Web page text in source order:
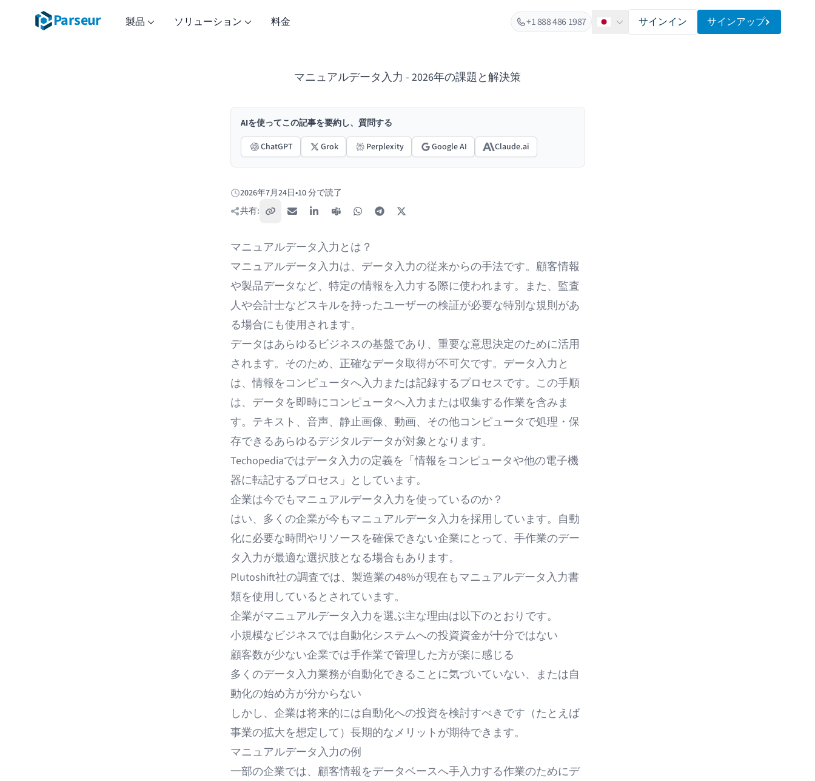
Parseur 製品 ソリューション 料金 +1 888 486 1987 日本語 サインイン サインアップ
マニュアルデータ入力 - 2026年の課題と解決策
AIを使ってこの記事を要約し、質問する
ChatGPT
Grok Perplexity Google AI Claude.ai
公開日:
2026年7月24日•10 分で読了
共有:
リンクをコピー
メール LinkedInTeams WhatsAppTelegram
マニュアルデータ入力とは？
マニュアルデータ入力は、データ入力の従来からの手法です。顧客情報
や製品データなど、特定の情報を入力する際に使われます。また、監査
人や会計士などスキルを持ったユーザーの検証が必要な特別な規則があ
る場合にも使用されます。
データはあらゆるビジネスの基盤であり、重要な意思決定のために活用
されます。そのため、正確なデータ取得が不可欠です。データ入力と
は、情報をコンピュータへ入力または記録するプロセスです。この手順
は、データを即時にコンピュータへ入力または収集する作業を含みま
す。テキスト、音声、静止画像、動画、その他コンピュータで処理・保
存できるあらゆるデジタルデータが対象となります。
Techopediaではデータ入力の定義を「情報をコンピュータや他の電子機
器に転記するプロセス」としています。
企業は今でもマニュアルデータ入力を使っているのか？
はい、多くの企業が今もマニュアルデータ入力を採用しています。自動
化に必要な時間やリソースを確保できない企業にとって、手作業のデー
タ入力が最適な選択肢となる場合もあります。
Plutoshift社の調査では、 製造業の48%が現在もマニュアルデータ入力書
類を使用している とされています。
企業がマニュアルデータ入力を選ぶ主な理由は以下のとおりです。
小規模なビジネスでは自動化システムへの投資資金が十分ではない
顧客数が少ない企業では手作業で管理した方が楽に感じる
多くのデータ入力業務が自動化できることに気づいていない、または自
動化の始め方が分からない
しかし、企業は将来的には自動化への投資を検討すべきです（たとえば
事業の拡大を想定して）長期的なメリットが期待できます。
マニュアルデータ入力の例
一部の企業では、顧客情報をデータベースへ手入力する作業のためにデ